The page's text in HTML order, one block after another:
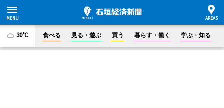
30°C 食べる 見る・遊ぶ 買う 暮らす・働く 学ぶ・知る